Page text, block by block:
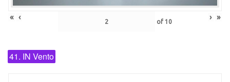
« ‹ of 10 › »
41. IN Vento